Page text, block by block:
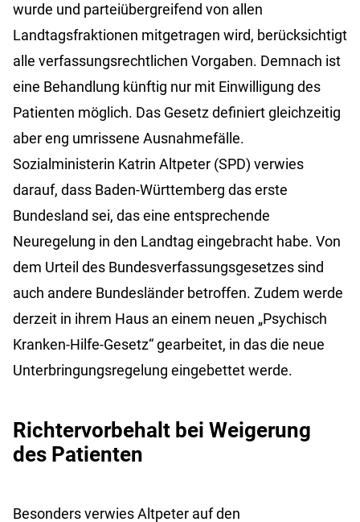
wurde und parteiübergreifend von allen
Landtagsfraktionen mitgetragen wird, berücksichtigt
alle verfassungsrechtlichen Vorgaben. Demnach ist
eine Behandlung künftig nur mit Einwilligung des
Patienten möglich. Das Gesetz definiert gleichzeitig
aber eng umrissene Ausnahmefälle.
Sozialministerin Katrin Altpeter (SPD) verwies
darauf, dass Baden-Württemberg das erste
Bundesland sei, das eine entsprechende
Neuregelung in den Landtag eingebracht habe. Von
dem Urteil des Bundesverfassungsgesetzes sind
auch andere Bundesländer betroffen. Zudem werde
derzeit in ihrem Haus an einem neuen „Psychisch
Kranken-Hilfe-Gesetz“ gearbeitet, in das die neue
Unterbringungsregelung eingebettet werde.
Richtervorbehalt bei Weigerung
des Patienten
Besonders verwies Altpeter auf den